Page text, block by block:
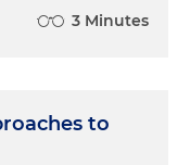
3 Minutes
to